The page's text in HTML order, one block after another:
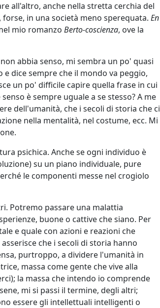
all'altro, anche nella stretta cerchia del
in una società meno sperequata. En
mio romanzo Berto-coscienza, ove la
abbia senso, mi sembra un po' quasi
dice sempre che il mondo va peggio,
un po' difficile capire quella frase in cui
è sempre uguale a se stesso? A me
dell'umanità, che i secoli di storia che ci
nella mentalità, nel costume, ecc. Mi
psichica. Anche se ogni individuo è
su un piano individuale, pure
le componenti messe nel crogiolo
Potremo passare una malattia
buone o cattive che siano. Per
e quale con azioni e reazioni che
che i secoli di storia hanno
purtroppo, a dividere l'umanità in
massa come gente che vive alla
la massa che intendo io comprende
mi si passi il termine, degli altri;
essere gli intellettuali intelligenti o